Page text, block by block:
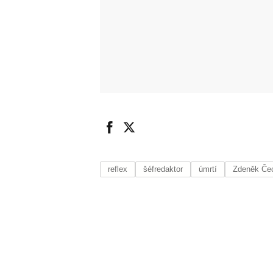
reflex šéfredaktor úmrtí Zdeněk